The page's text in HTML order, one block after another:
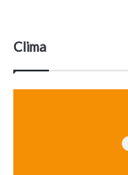
Clima